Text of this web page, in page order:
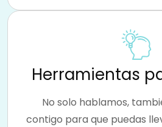
Herramientas
No solo hablamos,
contigo para que puedas